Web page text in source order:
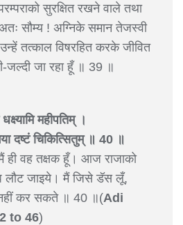
सुरक्षित रखने वाले तथा
सौम्य ! अग्निके समान तेजस्वी
तत्काल विषरहित करके जीवित
जा रहा हूँ ॥ 39 ॥
महीपतिम् ।
दष्टं चिकित्सितुम् ॥ 40 ॥
ही वह तक्षक हूँ। आज राजाको
लौट जाइये। मैं जिसे डॅस लूँ,
कर सकते ॥ 40 ॥(Adi
to 46)